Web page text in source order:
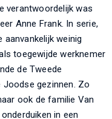
verantwoordelijk was
Anne Frank. In serie,
weinig
toegewijde werknemer
de Tweede
gezinnen. Zo
ook de familie Van
in een